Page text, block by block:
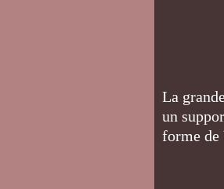
La
un
forme de